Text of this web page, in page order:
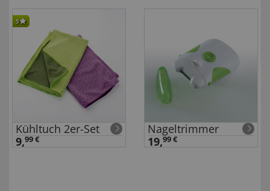
5
Kühltuch 2er-Set
9,99 €
Nageltrimmer
19,99 €